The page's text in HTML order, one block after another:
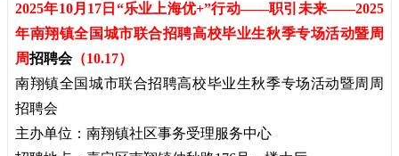
2025年10月17日“乐业上海优+”行动——职引未来——2025
年南翔镇全国城市联合招聘高校毕业生秋季专场活动暨周
周招聘会（10.17）
南翔镇全国城市联合招聘高校毕业生秋季专场活动暨周周
招聘会
主办单位：南翔镇社区事务受理服务中心